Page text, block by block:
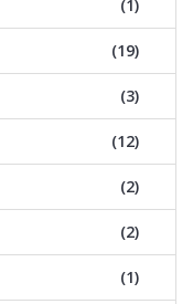
(1)
(19)
(3)
(12)
(2)
(2)
(1)